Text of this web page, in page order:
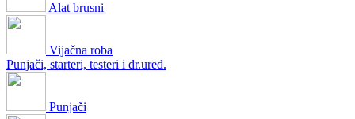
Alat brusni
Vijačna roba
Punjači, starteri, testeri i dr.uređ.
Punjači